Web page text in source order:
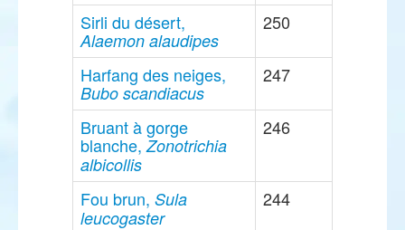
Sirli du désert,
Alaemon alaudipes
250
Harfang des neiges,
Bubo scandiacus
247
Bruant à gorge
blanche, Zonotrichia
albicollis
246
Fou brun, Sula
leucogaster
244